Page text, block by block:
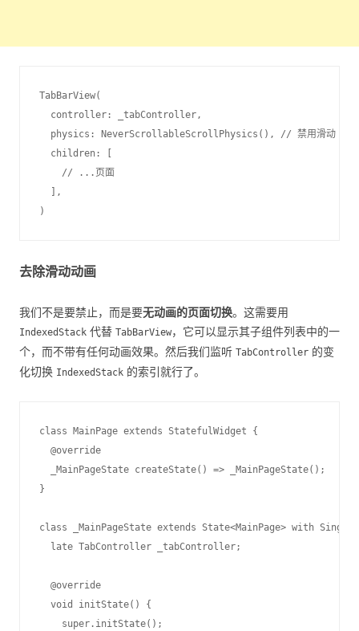
TabBarView(
  controller: _tabController,
  physics: NeverScrollableScrollPhysics(), // 禁用滑动
  children: [
    // ...页面
  ],
去除滑动动画
我们不是要禁止，而是要无动画的页面切换。这需要用
IndexedStack 代替 TabBarView，它可以显示其子组件列表中的一
个，而不带有任何动画效果。然后我们监听 TabController 的变
化切换 IndexedStack 的索引就行了。
class MainPage extends StatefulWidget {
  @override
  _MainPageState createState() => _MainPageState();
}
class _MainPageState extends State<MainPage> with
  late TabController _tabController;
  @override
  void initState() {
    super.initState();